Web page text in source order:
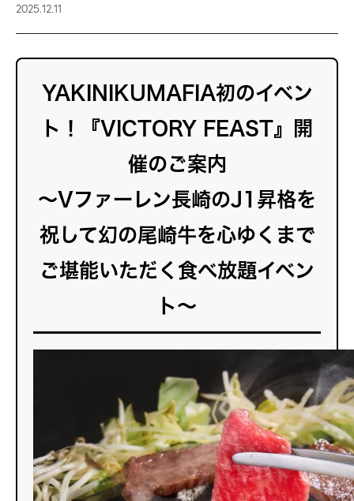
2025.12.11
YAKINIKUMAFIA初のイベン
ト！『VICTORY FEAST』開
催のご案内
～Vファーレン長崎のJ1昇格を
祝して幻の尾崎牛を心ゆくまで
ご堪能いただく 食べ放題イベン
ト～